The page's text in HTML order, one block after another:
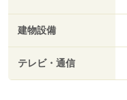
建物設備
テレビ・通信